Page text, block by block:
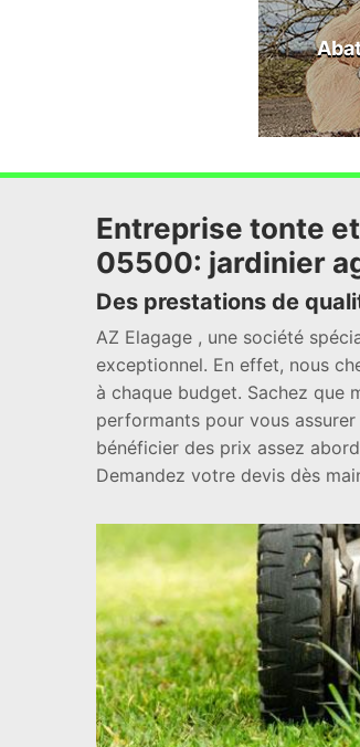
Entreprise tonte
05500: jardinier
Des prestations de
AZ Elagage , une société
exceptionnel. En effet, nous
à chaque budget. Sachez que
performants pour vous
bénéficier des prix assez
Demandez votre devis dès